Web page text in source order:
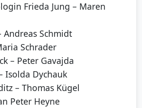
Frieda Jung – Maren
Andreas Schmidt
Schrader
– Peter Gavajda
Isolda Dychauk
– Thomas Kügel
Peter Heyne